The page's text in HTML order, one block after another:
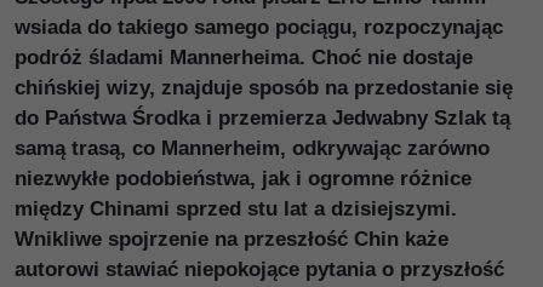
wsiada do takiego samego pociągu, rozpoczynając
podróż śladami Mannerheima. Choć nie dostaje
chińskiej wizy, znajduje sposób na przedostanie się
do Państwa Środka i przemierza Jedwabny Szlak tą
samą trasą, co Mannerheim, odkrywając zarówno
niezwykłe podobieństwa, jak i ogromne różnice
między Chinami sprzed stu lat a dzisiejszymi.
Wnikliwe spojrzenie na przeszłość Chin każe
autorowi stawiać niepokojące pytania o przyszłość